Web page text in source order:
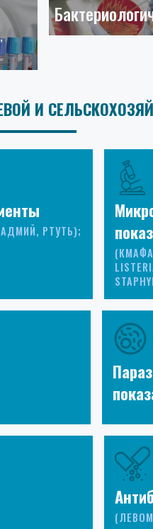
И
РТУТЬ);